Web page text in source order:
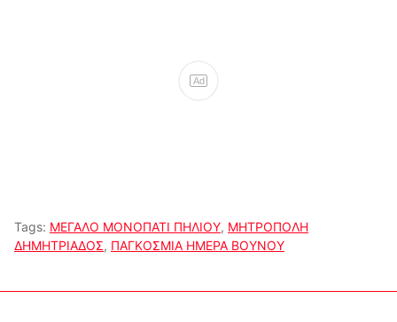
Ad
Tags: ΜΕΓΑΛΟ ΜΟΝΟΠΑΤΙ ΠΗΛΙΟΥ, ΜΗΤΡΟΠΟΛΗ
ΔΗΜΗΤΡΙΑΔΟΣ, ΠΑΓΚΟΣΜΙΑ ΗΜΕΡΑ ΒΟΥΝΟΥ